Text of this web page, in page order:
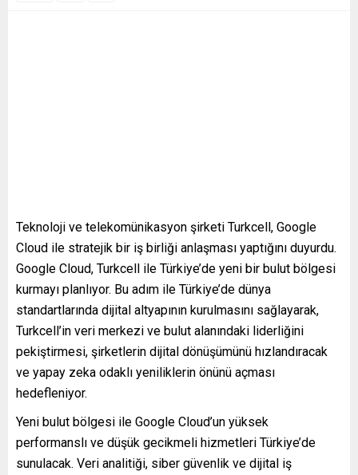
Teknoloji ve telekomünikasyon şirketi Turkcell, Google
Cloud ile stratejik bir iş birliği anlaşması yaptığını duyurdu.
Google Cloud, Turkcell ile Türkiye’de yeni bir bulut bölgesi
kurmayı planlıyor. Bu adım ile Türkiye’de dünya
standartlarında dijital altyapının kurulmasını sağlayarak,
Turkcell’in veri merkezi ve bulut alanındaki liderliğini
pekiştirmesi, şirketlerin dijital dönüşümünü hızlandıracak
ve yapay zeka odaklı yeniliklerin önünü açması
hedefleniyor.
Yeni bulut bölgesi ile Google Cloud’un yüksek
performanslı ve düşük gecikmeli hizmetleri Türkiye’de
sunulacak. Veri analitiği, siber güvenlik ve dijital iş